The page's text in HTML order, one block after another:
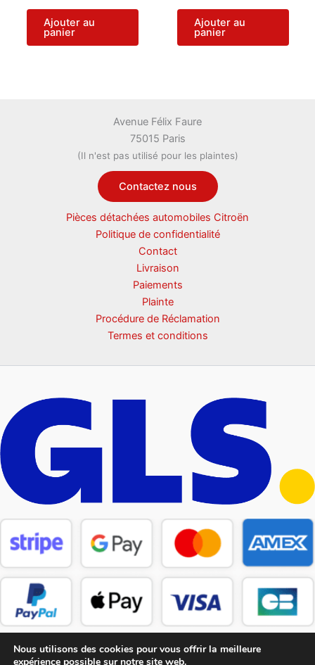
Ajouter au
panier
Ajouter au
panier
Avenue Félix Faure
75015 Paris
(Il n'est pas utilisé pour les plaintes)
Contactez nous
Pièces détachées automobiles Citroën
Politique de confidentialité
Contact
Livraison
Paiements
Plainte
Procédure de Réclamation
Termes et conditions
Nous utilisons des cookies pour vous offrir la meilleure
expérience possible sur notre site web.